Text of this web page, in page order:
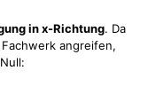
in x-Richtung. Da
angreifen,